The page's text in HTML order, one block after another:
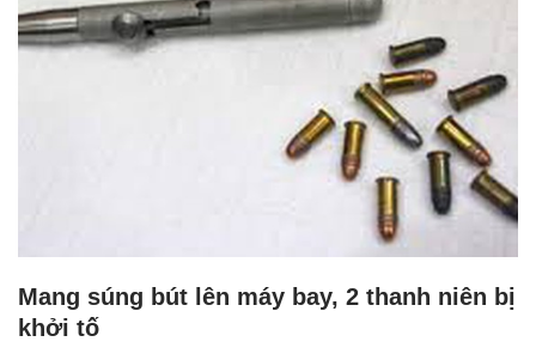
Mang súng bút lên máy bay, 2 thanh niên bị
khởi tố